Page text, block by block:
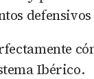
Ibérico.